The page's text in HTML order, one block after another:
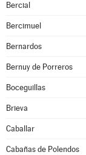
Bercial
Bercimuel
Bernardos
Bernuy de Porreros
Boceguillas
Brieva
Caballar
Cabañas de Polendos